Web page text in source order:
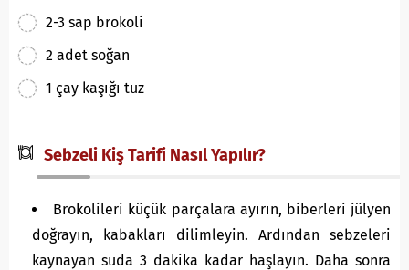
2-3 sap brokoli
2 adet soğan
1 çay kaşığı tuz
Sebzeli Kiş Tarifi Nasıl Yapılır?
Brokolileri küçük parçalara ayırın, biberleri jülyen
doğrayın, kabakları dilimleyin. Ardından sebzeleri
kaynayan suda 3 dakika kadar haşlayın. Daha sonra